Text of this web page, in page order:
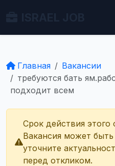
Главная
Вакансии
требуются бать
подходит всем
Срок действия этого
Вакансия может
уточните
перед откликом.